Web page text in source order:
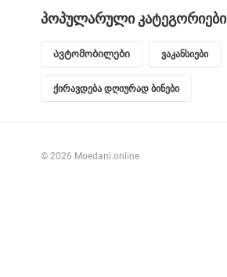
პოპულარული კატეგორიები
Ავტომობილები ვაკანსიები
ქირავდება დღიურად ბინები
© 2026 Moedani.online